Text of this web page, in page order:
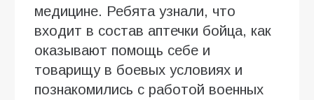
медицине. Ребята узнали, что
входит в состав аптечки бойца, как
оказывают помощь себе и
товарищу в боевых условиях и
познакомились с работой военных